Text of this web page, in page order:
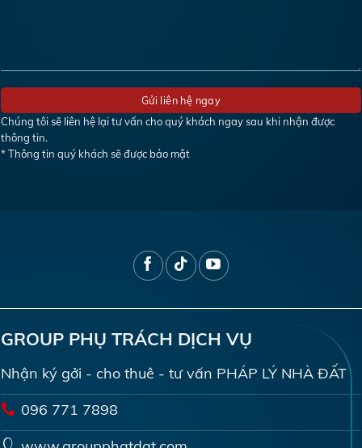
Chúng tôi sẽ liên hệ lại tư vấn cho quý khách ngay sau khi nhận được
thông tin.
* Thông tin quý khách sẽ được bảo mật
GROUP PHỤ TRÁCH DỊCH VỤ
Nhận ký gởi - cho thuê - tư vấn PHÁP LÝ NHÀ ĐẤT
096 771 7898